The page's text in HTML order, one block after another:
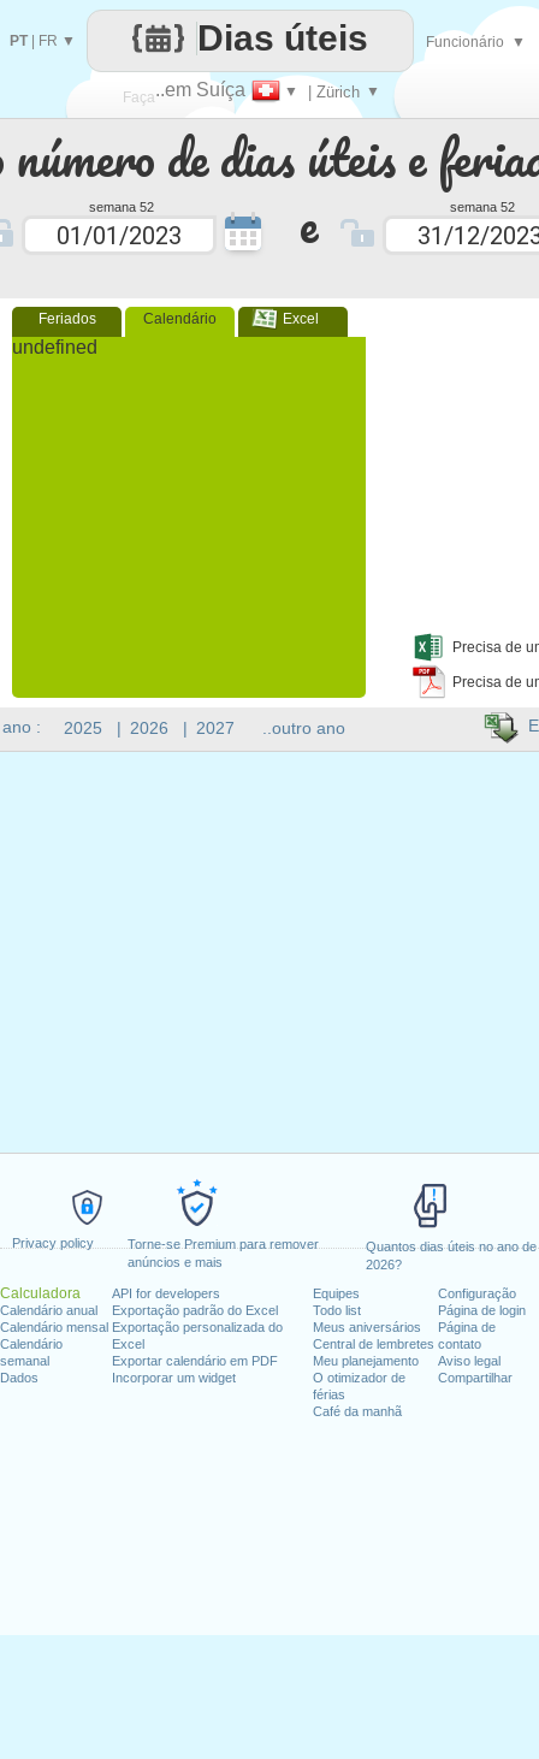
Privacy policy
Torne-se Premium para remover
anúncios e mais
Quantos dias úteis no ano de
2026?
Calculadora
Calendário anual
Calendário mensal
Calendário
semanal
Dados
API for developers
Exportação padrão do Excel
Exportação personalizada do
Excel
Exportar calendário em PDF
Incorporar um widget
Equipes
Todo list
Meus aniversários
Central de lembretes
Meu planejamento
O otimizador de
férias
Café da manhã
Configuração
Página de login
Página de
contato
Aviso legal
Compartilhar
de dias úteis e
semana 52 e semana 52
Feriados Calendário Excel
undefined
Precisa de
Precisa de
Faça
cada
..em Suíça ▼ | Zürich ▼
Dias úteis
PT| FR ▼ Funcionário ▼
: 2025 | 2026 | 2027 ..outro ano